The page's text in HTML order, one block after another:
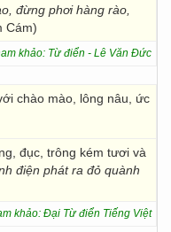
đừng phơi hàng rào,
Cám)
khảo: Từ điển - Lê Văn Đức
chào mào, lông nâu, ức
đục, trông kém tươi và
điện phát ra đỏ quành
khảo: Đại Từ điển Tiếng Việt